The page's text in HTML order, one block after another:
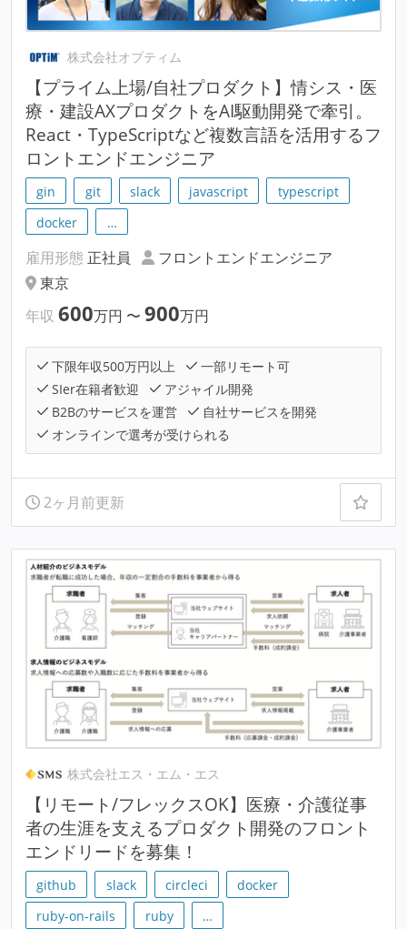
株式会社オプティム
【プライム上場/自社プロダクト】情シス・医
療・建設AXプロダクトをAI駆動開発で牽引。
React・TypeScriptなど複数言語を活用するフ
ロントエンドエンジニア
gin git slack javascript
typescript
docker
…
雇用形態 正社員
フロントエンドエンジニア
東京
年収 600万円 〜 900万円
下限年収500万円以上
一部リモート可
SIer在籍者歓迎
アジャイル開発
B2Bのサービスを運営
自社サービスを開発
オンラインで選考が受けられる
2ヶ月前更新
株式会社エス・エム・エス
【リモート/フレックスOK】医療・介護従事
者の生涯を支えるプロダクト開発のフロント
エンドリードを募集！
github slack circleci
docker
ruby-on-rails
ruby …